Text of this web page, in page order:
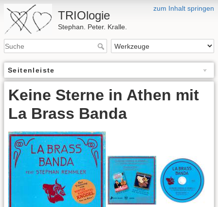
zum Inhalt springen
TRIOlogie
Stephan. Peter. Kralle.
Seitenleiste
Keine Sterne in Athen mit
La Brass Banda